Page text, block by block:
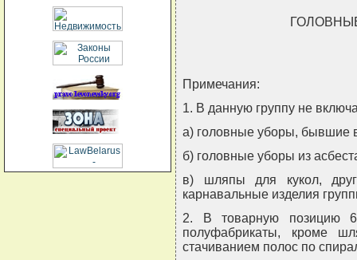
Примечания:
1. В данную группу не
а) головные уборы, бывшие
б) головные уборы из
в) шляпы для кукол,
карнавальные изделия
2. В товарную позицию
полуфабрикаты, кроме
стачиванием полос по